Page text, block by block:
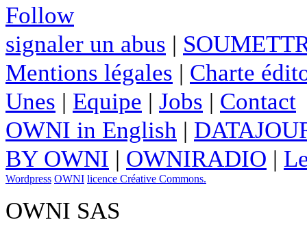
Follow
signaler un abus |
Mentions légales | Charte
Unes | Equipe | Jobs | Contact
OWNI in English |
BY OWNI | OWNIRADIO |
Wordpress OWNI licence Créative Commons.
OWNI SAS